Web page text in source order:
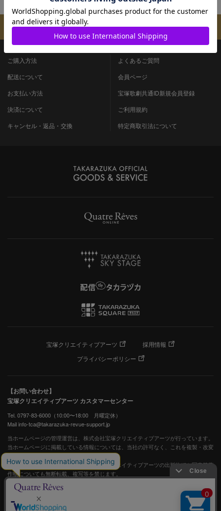
メールマガジンのご案内
ご購入方法
配送について
お支払い方法
決済について
キャンセル・返品・交換
よくあるご質問
会員ページ
宝塚歌劇共通ID新規会員登録
ご利用規約
特定商取引法について
宝塚クリエイティブアーツ
採用情報
プライバシーポリシー
【お問い合わせ】
宝塚クリエイティブアーツ カスタマーセンター
Tel. 0797-83-6000（10:00〜18:00 月曜定休）
Mail info-tca@takarazuka-revue-support.jp
当ホームページの管理運営は、株式会社宝塚クリエイティブアーツが行っています。
当ホームページに掲載している情報については、当社の許可なく、これを複製・改変
することを固く禁止します。
また、阪急電鉄並びに宝塚歌劇団、宝塚クリエイティブアーツの出版物ほか写真等著
作物についても無断転載、複写等を禁じます。
宝塚歌劇公式ホームページ
JASRAC許諾番号：S0507081515